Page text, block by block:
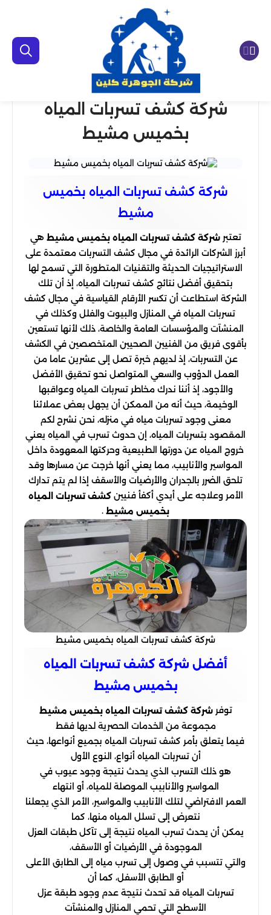
شركة كشف تسربات المياه
بخميس مشيط
شركة كشف تسربات المياه بخميس
مشيط
تعتبرشركة كشف تسربات المياه بخميس مشيط هي
أبرز الشركات الرائدة في مجال كشف التسربات معتمدة على
الاستراتيجيات الحديثة والتقنيات المتطورة التي تسمح لها
بتحقيق أفضل نتائج كشف تسربات المياه، إذ أن تلك
الشركة استطاعت أن تكسر الأرقام القياسية في مجال كشف
تسربات المياه في المنازل والبيوت والفلل وكذلك في
المنشآت والمؤسسات العامة والخاصة، ذلك لأنها تستعين
بأقوى فريق من الفنيين الصحيين المتخصصين في الكشف
عن التسربات، إذ لديهم خبرة تصل إلى عشرين عاما من
العمل الدؤوب والسعي المتواصل نحو تحقيق الأفضل
والأجود، إذ أننا ندرك مخاطر تسربات المياه وعواقبها
الوخيمة، حيث أنه من الممكن أن يجهل بعض عملائنا
معنى وجود تسربات مياه في منزله، نحن نشرح لكم
المقصود بتسربات المياه، إن حدوث تسرب في المياه يعني
خروج المياه عن دورتها الطبيعية وحركتها المعهودة داخل
المواسير والأنابيب، مما يعني أنها خرجت عن مسارها وقد
تلحق الضرر بالجدران والأرضيات والأسقف إذا لم يتم تدارك
الأمر وعلاجه على أيدي أكفأ فنيين كشف تسربات المياه
بخميس مشيط .
شركة كشف تسربات المياه بخميس مشيط
أفضل شركة كشف تسربات المياه
بخميس مشيط
توفرشركة كشف تسربات المياه بخميس مشيط
مجموعة من الخدمات الحصرية لديها فقط
فيما يتعلق بأمر كشف تسربات المياه بجميع أنواعها، حيث
أن تسربات المياه أنواع، النوع الأول
هو ذلك التسرب الذي يحدث نتيجة وجود عيوب في
المواسير والأنابيب الموصلة للمياه، أو انتهاء
العمر الافتراضي لتلك الأنابيب والمواسير، الأمر الذي يجعلنا
نتعرض إلى تسلل المياه منها، كما
يمكن أن يحدث تسرب المياه نتيجة إلى تآكل طبقات العزل
الموجودة في الأرضيات أو الأسقف،
والتي تتسبب في وصول إلى تسرب مياه إلى الطابق الأعلى
أو الطابق الأسفل، كما أن
تسربات المياه قد تحدث نتيجة عدم وجود طبقة عزل
الأسطح التي تحمي المنازل والمنشآت